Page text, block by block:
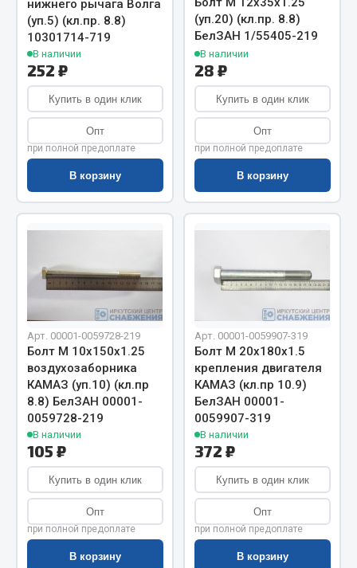
Весь раздел
Цепи подъёмные
Весь раздел
РТИ
Паронит
Патрубки
Показать ещё
Весь раздел
Автомобильная электрика
Автолампы
Блоки реле и предохранителей
Вилки нагрузочные
Выключатели и переключатели клавишные
нижнего рычага Волга
(уп.5) (кл.пр. 8.8)
10301714-719
В наличии
252 ₽
Купить в один клик
Опт
при полной предоплате
В корзину
(уп.20) (кл.пр. 8.8)
БелЗАН 1/55405-219
В наличии
28 ₽
Купить в один клик
Опт
при полной предоплате
В корзину
Арт. 00001-0059728-219
Болт М 10х150х1.25
воздухозаборника
КАМАЗ (уп.10) (кл.пр
8.8) БелЗАН 00001-
0059728-219
В наличии
105 ₽
Купить в один клик
Опт
при полной предоплате
В корзину
Арт. 00001-0059907-319
Болт М 20х180х1.5
крепления двигателя
КАМАЗ (кл.пр 10.9)
БелЗАН 00001-
0059907-319
В наличии
372 ₽
Купить в один клик
Опт
при полной предоплате
В корзину